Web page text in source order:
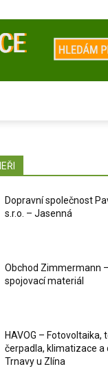
Dopravní společnost
s.r.o. – Jasenná
Obchod Zimmermann –
spojovací materiál
HAVOG – Fotovoltaika,
čerpadla, klimatizace a
Trnavy u Zlína